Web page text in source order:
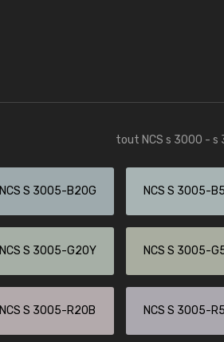
tout NCS s 3000 - s
NCS S 3005-B20G NCS S 3005-
NCS S 3005-G20Y NCS S 3005-
NCS S 3005-R20B NCS S 3005-